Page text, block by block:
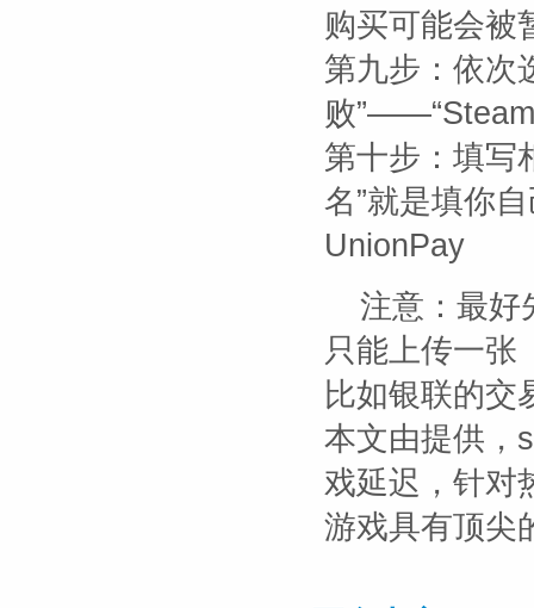
购买可能会被
第九步：依次
败
第十步：填写
名”就是填你
UnionPay
注意：最好
只能上传一张
比如银联的交
本文由提供，
戏延迟，针对
游戏具有顶尖